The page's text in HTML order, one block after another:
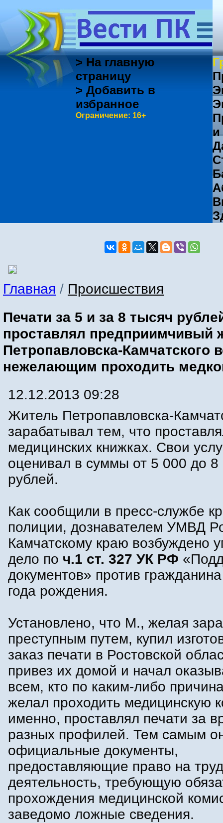
> На главную
страницу
> Добавить в
избранное
Ограничение: 16+
Главная / Происшествия
Печати за 5 и за 8 тысяч
проставлял предприимчивый
Петропавловска-Камчатского
нежелающим проходить
12.12.2013 09:28
Житель Петропавловска-
зарабатывал тем, что
медицинских книжках. Свои
оценивал в суммы от 5 000 до 8
рублей.
Как сообщили в пресс-службе
полиции, дознавателем УМВД
Камчатскому краю возбуждено
дело по ч.1 ст. 327 УК РФ
документов» против
года рождения.
Установлено, что М., желая
преступным путем, купил
заказ печати в Ростовской
привез их домой и начал
всем, кто по каким-либо
желал проходить медицинскую
именно, проставлял печати за
разных профилей. Тем самым
официальные документы,
предоставляющие право на
деятельность, требующую
прохождения медицинской
заведомо ложные сведения.